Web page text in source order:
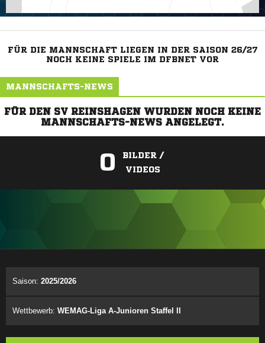
FÜR DIE MANNSCHAFT LIEGEN IN DER SAISON 26/27
NOCH KEINE SPIELE IM DFBNET VOR
MANNSCHAFTS-NEWS
FÜR DEN SV REINSHAGEN WURDEN NOCH KEINE
MANNSCHAFTS-NEWS ANGELEGT.
0
BILDER /
VIDEOS
Saison: 2025/2026
Wettbewerb: WEMAG-Liga A-Junioren Staffel II